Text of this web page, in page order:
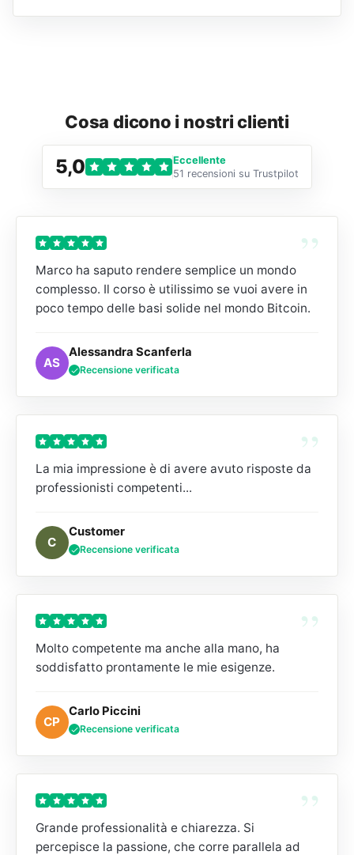
Cosa dicono i nostri clienti
5,0
Eccellente
51 recensioni su Trustpilot
”
Marco ha saputo rendere semplice un mondo
complesso. Il corso è utilissimo se vuoi avere in
poco tempo delle basi solide nel mondo Bitcoin.
AS
Alessandra Scanferla
Recensione verificata
”
La mia impressione è di avere avuto risposte da
professionisti competenti...
C
Customer
Recensione verificata
”
Molto competente ma anche alla mano, ha
soddisfatto prontamente le mie esigenze.
CP
Carlo Piccini
Recensione verificata
”
Grande professionalità e chiarezza. Si
percepisce la passione, che corre parallela ad